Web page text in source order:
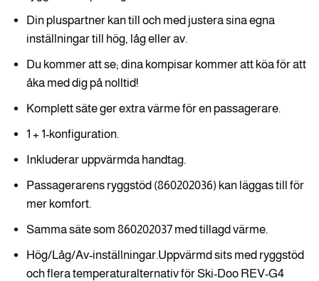
Din pluspartner kan till och med justera sina egna
inställningar till hög, låg eller av.
Du kommer att se; dina kompisar kommer att köa för att
åka med dig på nolltid!
Komplett säte ger extra värme för en passagerare.
1 + 1-konfiguration.
Inkluderar uppvärmda handtag.
Passagerarens ryggstöd (860202036) kan läggas till för
mer komfort.
Samma säte som 860202037 med tillagd värme.
Hög/Låg/Av-inställningar.Uppvärmd sits med ryggstöd
och flera temperaturalternativ för Ski-Doo REV-G4